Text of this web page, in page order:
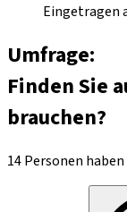
Eingetragen
Umfrage:
Finden Sie
brauchen?
14 Personen